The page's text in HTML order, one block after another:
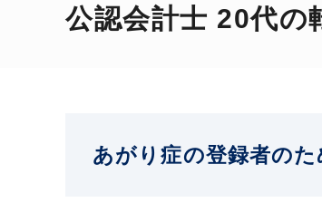
公認会計士 20代の
あがり症の登録者の